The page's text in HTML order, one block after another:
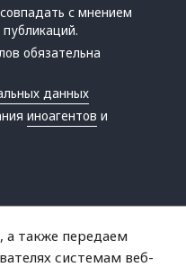
с мнением
обязательна
данных
иноагентов и
также передаем
системам веб-